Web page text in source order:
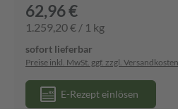
62,96 €
1.259,20 € / 1 kg
sofort lieferbar
Preise inkl. MwSt. ggf. zzgl. Versandkosten
E-Rezept einlösen